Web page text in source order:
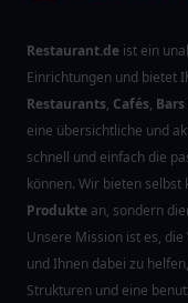
Restaurant.de ist ein
Einrichtungen und bietet
Restaurants, Cafés, Bars
eine übersichtliche und
schnell und einfach die
können. Wir bieten selbst
Produkte an, sondern
Unsere Mission ist es,
und Ihnen dabei zu
Strukturen und eine